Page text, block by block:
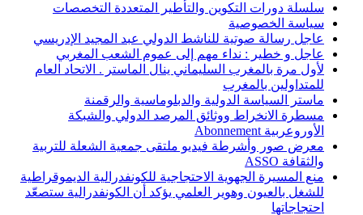
سلسلة دورات التكوين والتأطير المتعددة التخصصات
سياسة الخصوصية
عاجل رسالة صوتية للناشط الدولي عبد المجيد الإدريسي
عاجل و خطير : نداء مهم إلى عموم الشعب المغربي
لأول مرة بالمغرب السليماني ينال الماستر . الاتحاد العام
للمتداولين بالمغرب
ماستر السياسة الدولية والدبلوماسية والرقمنة
مسطرة الانخراط ووثائق المرصد الدولي والشبكة
الأوروعربية Abonnement
معرض صور وأشرطة فيديو ملتقى جمعية الشعلة للتربية
والثقافة ASSO
منع المسيرة الجهوية الاحتجاجية للكونفدرالية الديموقراطية
للشغل بالعيون وهوير العلمي يؤكد أن الكونفدرالية ستصعّد
احتجاجاتها